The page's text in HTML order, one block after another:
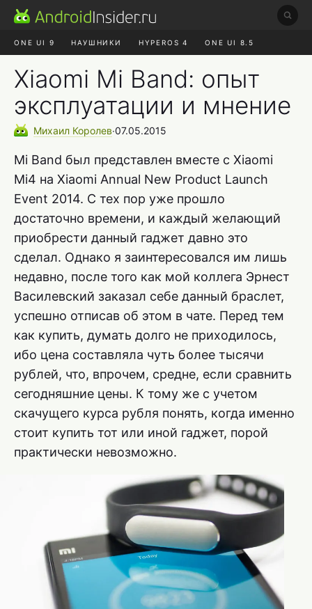
ONE UI 9 НАУШНИКИ HYPEROS 4 ONE UI 8.5
Xiaomi Mi Band: опыт
эксплуатации и мнение
Михаил Королев∙07.05.2015
Mi Band был представлен вместе с Xiaomi
Mi4 на Xiaomi Annual New Product Launch
Event 2014. С тех пор уже прошло
достаточно времени, и каждый желающий
приобрести данный гаджет давно это
сделал. Однако я заинтересовался им лишь
недавно, после того как мой коллега Эрнест
Василевский заказал себе данный браслет,
успешно отписав об этом в чате. Перед тем
как купить, думать долго не приходилось,
ибо цена составляла чуть более тысячи
рублей, что, впрочем, средне, если сравнить
сегодняшние цены. К тому же с учетом
скачущего курса рубля понять, когда именно
стоит купить тот или иной гаджет, порой
практически невозможно.